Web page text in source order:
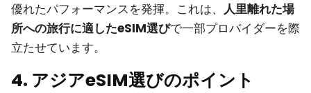
優れたパフォーマンスを発揮。これは、 人里離れた場
所への旅行に適したeSIM選びで一部プロバイダーを際
立たせています。
4. アジアeSIM選びのポイント